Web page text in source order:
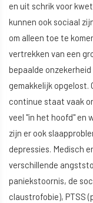
en uit schrik voor
kunnen ook sociaal
om alleen toe te
vertrekken van een
bepaalde
gemakkelijk opgelost.
continue staat vaak
veel "in het hoofd" en
zijn er ook
depressies. Medisch
verschillende
paniekstoornis, de
claustrofobie), PTSS